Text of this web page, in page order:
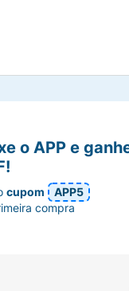
o APP e
cupom
APP5
compra